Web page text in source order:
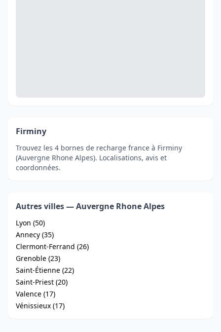
Firminy
Trouvez les 4 bornes de recharge france à Firminy
(Auvergne Rhone Alpes). Localisations, avis et
coordonnées.
Autres villes — Auvergne Rhone Alpes
Lyon (50)
Annecy (35)
Clermont-Ferrand (26)
Grenoble (23)
Saint-Étienne (22)
Saint-Priest (20)
Valence (17)
Vénissieux (17)